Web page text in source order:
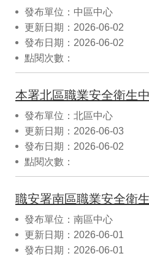
發布單位：中區中心
更新日期：2026-06-02
發布日期：2026-06-02
點閱次數：
發布單位：北區中心
更新日期：2026-06-03
發布日期：2026-06-02
點閱次數：
發布單位：南區中心
更新日期：2026-06-01
發布日期：2026-06-01